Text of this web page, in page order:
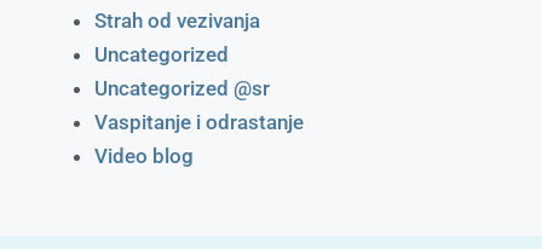
Strah od vezivanja
Uncategorized
Uncategorized @sr
Vaspitanje i odrastanje
Video blog